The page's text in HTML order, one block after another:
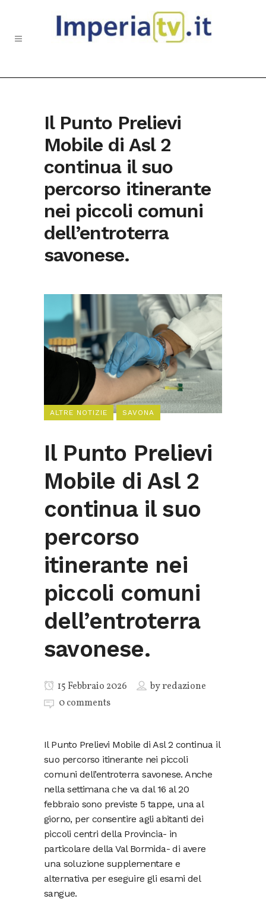
Il Punto Prelievi
Mobile di Asl 2
continua il suo
percorso itinerante
nei piccoli comuni
dell’entroterra
savonese.
ALTRE NOTIZIE SAVONA
Il Punto Prelievi
Mobile di Asl 2
continua il suo
percorso
itinerante nei
piccoli comuni
dell’entroterra
savonese.
15 Febbraio 2026 byredazione
0 comments
Il Punto Prelievi Mobile di Asl 2 continua il
suo percorso itinerante nei piccoli
comuni dell’entroterra savonese. Anche
nella settimana che va dal 16 al 20
febbraio sono previste 5 tappe, una al
giorno, per consentire agli abitanti dei
piccoli centri della Provincia- in
particolare della Val Bormida- di avere
una soluzione supplementare e
alternativa per eseguire gli esami del
sangue.